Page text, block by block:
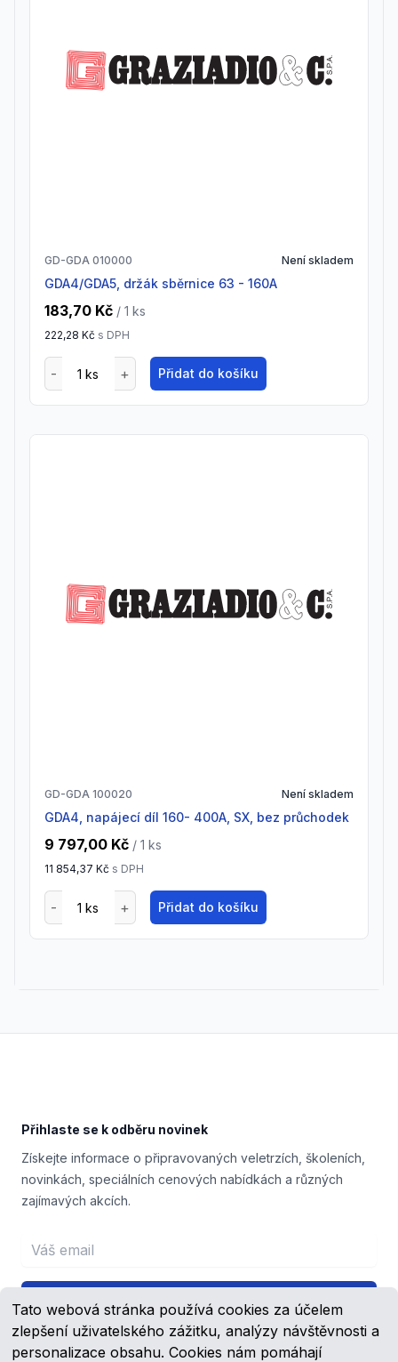
Tato webová stránka používá cookies za účelem
zlepšení uživatelského zážitku, analýzy návštěvnosti a
personalizace obsahu. Cookies nám pomáhají
GD-GDA 010000 Není skladem
GDA4/GDA5, držák sběrnice 63 - 160A
183,70 Kč / 1 ks
222,28 Kč s DPH
Přidat do košíku
GD-GDA 100020 Není skladem
GDA4, napájecí díl 160- 400A, SX, bez průchodek
9 797,00 Kč / 1 ks
11 854,37 Kč s DPH
Přidat do košíku
Přihlaste se k odběru novinek
Získejte informace o připravovaných veletrzích, školeních,
novinkách, speciálních cenových nabídkách a různých
zajímavých akcích.
Email address
Přihlášení